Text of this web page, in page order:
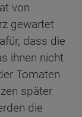
von
gewartet
dass die
ihnen nicht
Tomaten
später
die